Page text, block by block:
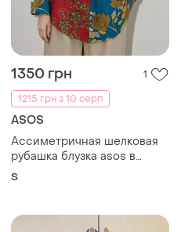
1350 грн
1
1215 грн з 10 серп
ASOS
Ассиметричная шелковая
рубашка блузка asos в
стиле пэчворк (100% шелк),
S